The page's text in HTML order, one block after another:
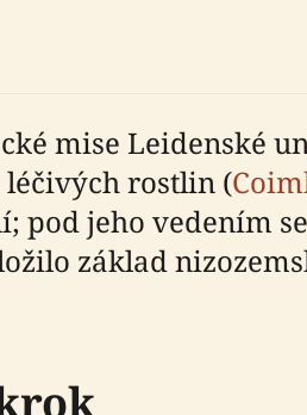
mise Leidenské
rostlin (
pod jeho vedením
základ